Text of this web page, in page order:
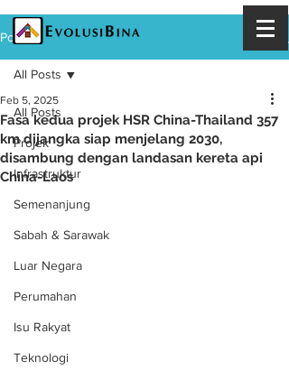
Post
All Posts
Projek
Infrastruktur
Semenanjung
Sabah & Sarawak
Luar Negara
Perumahan
Isu Rakyat
Teknologi
All Posts
Fasa kedua projek HSR China-Thailand 357
km dijangka siap menjelang 2030,
disambung dengan landasan kereta api
China-Laos
Feb 5, 2025